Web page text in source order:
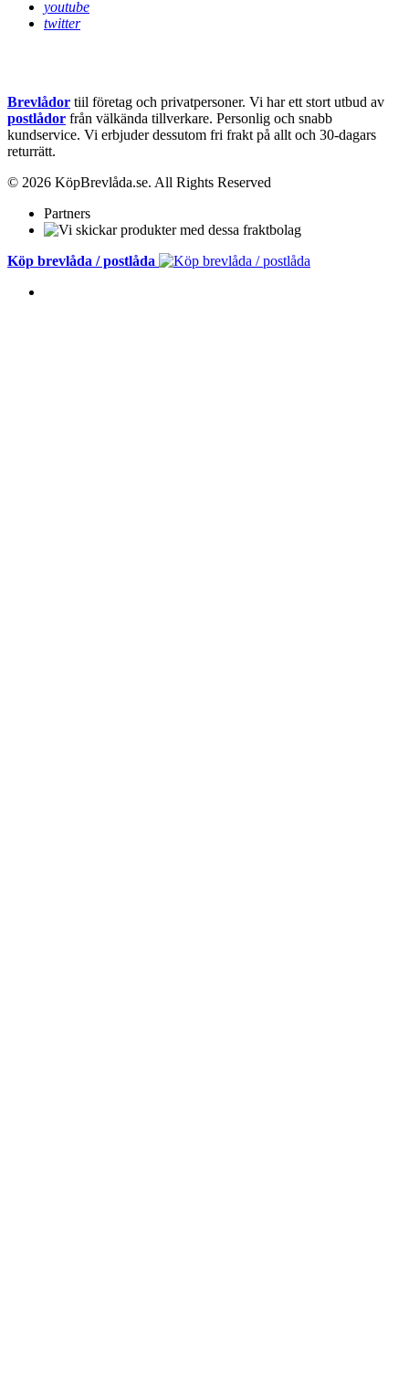
youtube
twitter
Brevlådor tiil företag och privatpersoner. Vi har ett stort utbud av
postlådor från välkända tillverkare. Personlig och snabb
kundservice. Vi erbjuder dessutom fri frakt på allt och 30-dagars
returrätt.
© 2026 KöpBrevlåda.se. All Rights Reserved
Partners
Köp brevlåda / postlåda